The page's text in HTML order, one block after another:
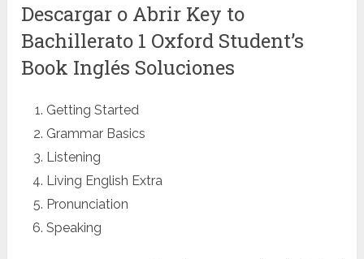
Descargar o Abrir Key to
Bachillerato 1 Oxford Student’s
Book Inglés Soluciones
Getting Started
Grammar Basics
Listening
Living English Extra
Pronunciation
Speaking